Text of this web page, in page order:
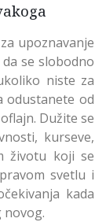
upoznavanje
se slobodno
niste za
odustanete od
Dužite se
kurseve,
životu koji se
svetlu i
kada
novog.